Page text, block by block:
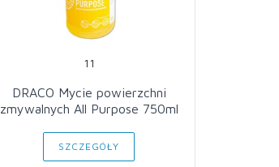
11
DRACO Mycie powierzchni
zmywalnych All Purpose 750ml
SZCZEGÓŁY